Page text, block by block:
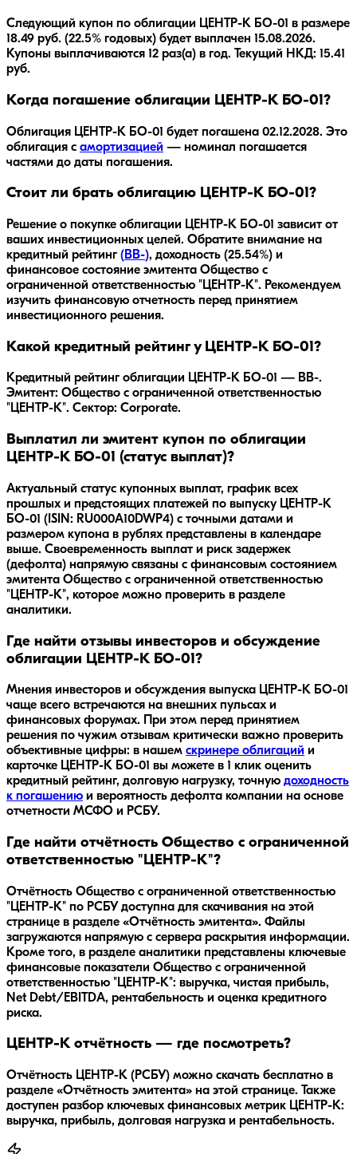
Следующий купон по облигации ЦЕНТР-К БО-01 в размере
18.49 руб. (22.5% годовых) будет выплачен 15.08.2026.
Купоны выплачиваются 12 раз(а) в год. Текущий НКД: 15.41
руб.
Когда погашение облигации ЦЕНТР-К БО-01?
Облигация ЦЕНТР-К БО-01 будет погашена 02.12.2028. Это
облигация с амортизацией — номинал погашается
частями до даты погашения.
Стоит ли брать облигацию ЦЕНТР-К БО-01?
Решение о покупке облигации ЦЕНТР-К БО-01 зависит от
ваших инвестиционных целей. Обратите внимание на
кредитный рейтинг ( BB-), доходность (25.54%) и
финансовое состояние эмитента Общество с
ограниченной ответственностью "ЦЕНТР-К". Рекомендуем
изучить финансовую отчетность перед принятием
инвестиционного решения.
Какой кредитный рейтинг у ЦЕНТР-К БО-01?
Кредитный рейтинг облигации ЦЕНТР-К БО-01 — BB-.
Эмитент: Общество с ограниченной ответственностью
"ЦЕНТР-К". Сектор: Corporate.
Выплатил ли эмитент купон по облигации
ЦЕНТР-К БО-01 (статус выплат)?
Актуальный статус купонных выплат, график всех
прошлых и предстоящих платежей по выпуску ЦЕНТР-К
БО-01 (ISIN: RU000A10DWP4) с точными датами и
размером купона в рублях представлены в календаре
выше. Своевременность выплат и риск задержек
(дефолта) напрямую связаны с финансовым состоянием
эмитента Общество с ограниченной ответственностью
"ЦЕНТР-К", которое можно проверить в разделе
аналитики.
Где найти отзывы инвесторов и обсуждение
облигации ЦЕНТР-К БО-01?
Мнения инвесторов и обсуждения выпуска ЦЕНТР-К БО-01
чаще всего встречаются на внешних пульсах и
финансовых форумах. При этом перед принятием
решения по чужим отзывам критически важно проверить
объективные цифры: в нашем скринере облигаций и
карточке ЦЕНТР-К БО-01 вы можете в 1 клик оценить
кредитный рейтинг, долговую нагрузку, точную доходность
к погашению и вероятность дефолта компании на основе
отчетности МСФО и РСБУ.
Где найти отчётность Общество с ограниченной
ответственностью "ЦЕНТР-К"?
Отчётность Общество с ограниченной ответственностью
"ЦЕНТР-К" по РСБУ доступна для скачивания на этой
странице в разделе «Отчётность эмитента». Файлы
загружаются напрямую с сервера раскрытия информации.
Кроме того, в разделе аналитики представлены ключевые
финансовые показатели Общество с ограниченной
ответственностью "ЦЕНТР-К": выручка, чистая прибыль,
Net Debt/EBITDA, рентабельность и оценка кредитного
риска.
ЦЕНТР-К отчётность — где посмотреть?
Отчётность ЦЕНТР-К (РСБУ) можно скачать бесплатно в
разделе «Отчётность эмитента» на этой странице. Также
доступен разбор ключевых финансовых метрик ЦЕНТР-К:
выручка, прибыль, долговая нагрузка и рентабельность.